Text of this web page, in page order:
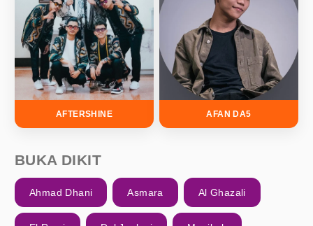
AFTERSHINE AFAN DA5
BUKA DIKIT
Ahmad Dhani Asmara Al Ghazali